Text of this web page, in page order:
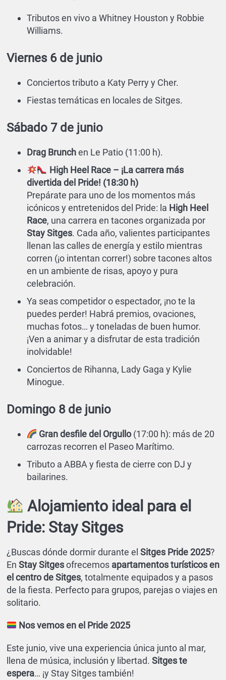
Tributos en vivo a Whitney Houston y Robbie
Williams.
Viernes 6 de junio
Conciertos tributo a Katy Perry y Cher.
Fiestas temáticas en locales de Sitges.
Sábado 7 de junio
Drag Brunchen Le Patio (11:00 h).
High Heel Race – ¡La carrera más
divertida del Pride! (18:30 h)
Prepárate para uno de los momentos más
icónicos y entretenidos del Pride: la High Heel
Race, una carrera en tacones organizada por
Stay Sitges. Cada año, valientes participantes
llenan las calles de energía y estilo mientras
corren (¡o intentan correr!) sobre tacones altos
en un ambiente de risas, apoyo y pura
celebración.
Ya seas competidor o espectador, ¡no te la
puedes perder! Habrá premios, ovaciones,
muchas fotos… y toneladas de buen humor.
¡Ven a animar y a disfrutar de esta tradición
inolvidable!
Conciertos de Rihanna, Lady Gaga y Kylie
Minogue.
Domingo 8 de junio
Gran desfile del Orgullo(17:00 h): más de 20
carrozas recorren el Paseo Marítimo.
Tributo a ABBA y fiesta de cierre con DJ y
bailarines.
Alojamiento ideal para el
Pride: Stay Sitges
¿Buscas dónde dormir durante el Sitges Pride 2025?
En Stay Sitgesofrecemos apartamentos turísticos en
el centro de Sitges, totalmente equipados y a pasos
de la fiesta. Perfecto para grupos, parejas o viajes en
solitario.
Nos vemos en el Pride 2025
Este junio, vive una experiencia única junto al mar,
llena de música, inclusión y libertad. Sitges te
espera… ¡y Stay Sitges también!